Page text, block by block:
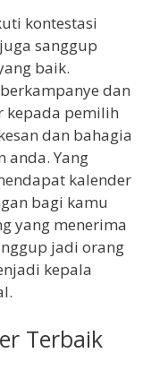
kontestasi
sanggup
baik.
dan
kepada pemilih
dan bahagia
anda. Yang
kalender
bagi kamu
yang menerima
jadi orang
kepala
Terbaik